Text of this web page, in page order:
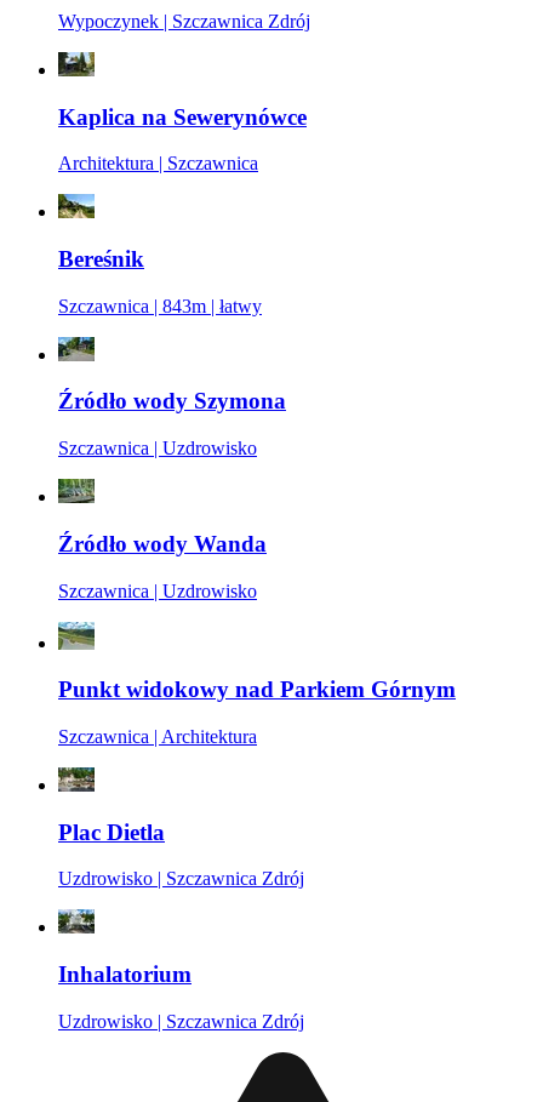
Wypoczynek | Szczawnica Zdrój
Kaplica na Sewerynówce
Architektura | Szczawnica
Bereśnik
Szczawnica | 843m | łatwy
Źródło wody Szymona
Szczawnica | Uzdrowisko
Źródło wody Wanda
Szczawnica | Uzdrowisko
Punkt widokowy nad Parkiem Górnym
Szczawnica | Architektura
Plac Dietla
Uzdrowisko | Szczawnica Zdrój
Inhalatorium
Uzdrowisko | Szczawnica Zdrój